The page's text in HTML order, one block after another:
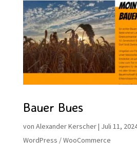
Bauer Bues
von Alexander Kerscher| Juli 11,
WordPress / WooCommerce